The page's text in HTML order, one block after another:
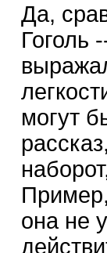
Да,
Гоголь
могут
она не